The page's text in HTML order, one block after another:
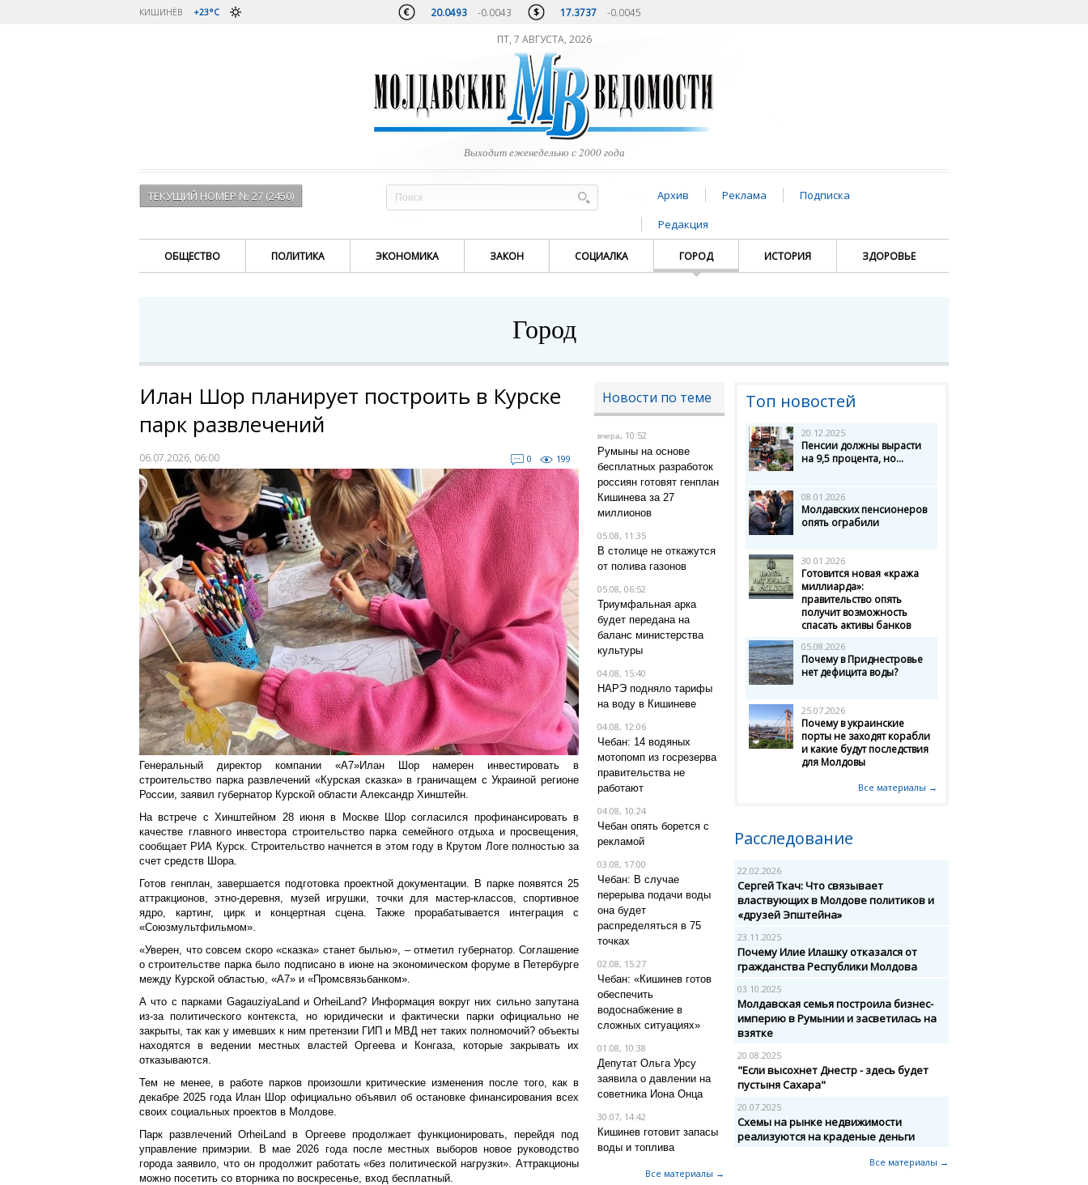
КИШИНЁВ +23°C 20.0493 -0.0043 17.3737 -0.0045
ПТ, 7 АВГУСТА, 2026
Выходит еженедельно с 2000 года
ТЕКУЩИЙ НОМЕР № 27 (2450) Архив Реклама
Подписка
Редакция
ОБЩЕСТВО ПОЛИТИКА ЭКОНОМИКА ЗАКОН СОЦИАЛКА ГОРОД ИСТОРИЯ ЗДОРОВЬЕ
Город
Илан Шор планирует построить в Курске
парк развлечений
06.07.2026, 06:00 0 199
Генеральный директор компании «А7»Илан Шор намерен инвестировать в
строительство парка развлечений «Курская сказка» в граничащем с Украиной регионе
России, заявил губернатор Курской области Александр Хинштейн.
На встрече с Хинштейном 28 июня в Москве Шор согласился профинансировать в
качестве главного инвестора строительство парка семейного отдыха и просвещения,
сообщает РИА Курск. Строительство начнется в этом году в Крутом Логе полностью за
счет средств Шора.
Готов генплан, завершается подготовка проектной документации. В парке появятся 25
аттракционов, этно-деревня, музей игрушки, точки для мастер-классов, спортивное
ядро, картинг, цирк и концертная сцена. Также прорабатывается интеграция с
«Союзмультфильмом».
«Уверен, что совсем скоро «сказка» станет былью», – отметил губернатор. Соглашение
о строительстве парка было подписано в июне на экономическом форуме в Петербурге
между Курской областью, «А7» и «Промсвязьбанком».
А что с парками GagauziyaLand и OrheiLand? Информация вокруг них сильно запутана
из-за политического контекста, но юридически и фактически парки официально не
закрыты, так как у имевших к ним претензии ГИП и МВД нет таких полномочий? объекты
находятся в ведении местных властей Оргеева и Конгаза, которые закрывать их
отказываются.
Тем не менее, в работе парков произошли критические изменения после того, как в
декабре 2025 года Илан Шор официально объявил об остановке финансирования всех
своих социальных проектов в Молдове.
Парк развлечений OrheiLand в Оргееве продолжает функционировать, перейдя под
управление примэрии. В мае 2026 года после местных выборов новое руководство
города заявило, что он продолжит работать «без политической нагрузки». Аттракционы
можно посетить со вторника по воскресенье, вход бесплатный.
Новости по теме
вчера, 10:52
Румыны на основе
бесплатных разработок
россиян готовят генплан
Кишинева за 27
миллионов
05.08, 11:35
В столице не откажутся
от полива газонов
05.08, 06:52
Триумфальная арка
будет передана на
баланс министерства
культуры
04.08, 15:40
НАРЭ подняло тарифы
на воду в Кишиневе
04.08, 12:06
Чебан: 14 водяных
мотопомп из госрезерва
правительства не
работают
04.08, 10:24
Чебан опять борется с
рекламой
03.08, 17:00
Чебан: В случае
перерыва подачи воды
она будет
распределяться в 75
точках
02.08, 15:27
Чебан: «Кишинев готов
обеспечить
водоснабжение в
сложных ситуациях»
01.08, 10:38
Депутат Ольга Урсу
заявила о давлении на
советника Иона Онца
30.07, 14:42
Кишинев готовит запасы
воды и топлива
Все материалы →
Топ новостей
20.12.2025
Пенсии должны вырасти
на 9,5 процента, но...
08.01.2026
Молдавских пенсионеров
опять ограбили
30.01.2026
Готовится новая «кража
миллиарда»:
правительство опять
получит возможность
спасать активы банков
05.08.2026
Почему в Приднестровье
нет дефицита воды?
25.07.2026
Почему в украинские
порты не заходят корабли
и какие будут последствия
для Молдовы
Все материалы →
Расследование
22.02.2026
Сергей Ткач: Что связывает
властвующих в Молдове политиков и
«друзей Эпштейна»
23.11.2025
Почему Илие Илашку отказался от
гражданства Республики Молдова
03.10.2025
Молдавская семья построила бизнес-
империю в Румынии и засветилась на
взятке
20.08.2025
"Если высохнет Днестр - здесь будет
пустыня Сахара"
20.07.2025
Схемы на рынке недвижимости
реализуются на краденые деньги
Все материалы →